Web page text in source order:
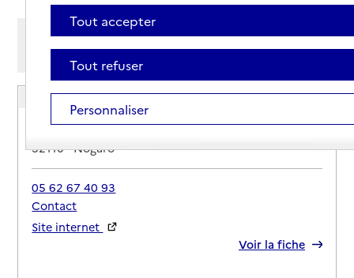
Afficher les résultats par:
CLIC de Nogaro
Adresse
8 avenue Cassou-de-Herre
32110-Nogaro
05 62 67 40 93
Contact
Site internet
Voir la fiche
Tout accepter
Tout refuser
Personnaliser